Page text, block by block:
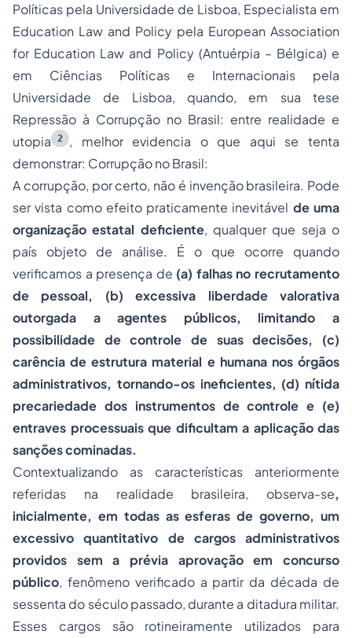
Políticas pela Universidade de Lisboa, Especialista em
Education Law and Policy pela European Association
for Education Law and Policy (Antuérpia – Bélgica) e
em Ciências Políticas e Internacionais pela
Universidade de Lisboa, quando, em sua tese
Repressão à Corrupção no Brasil: entre realidade e
utopia
2
, melhor evidencia o que aqui se tenta
demonstrar: Corrupção no Brasil:
A corrupção, por certo, não é invenção brasileira. Pode
ser vista como efeito praticamente inevitável de uma
organização estatal deficiente, qualquer que seja o
país objeto de análise. É o que ocorre quando
verificamos a presença de (a) falhas no recrutamento
de pessoal, (b) excessiva liberdade valorativa
outorgada a agentes públicos, limitando a
possibilidade de controle de suas decisões, (c)
carência de estrutura material e humana nos órgãos
administrativos, tornando-os ineficientes, (d) nítida
precariedade dos instrumentos de controle e (e)
entraves processuais que dificultam a aplicação das
sanções cominadas.
Contextualizando as características anteriormente
referidas na realidade brasileira, observa-se,
inicialmente, em todas as esferas de governo, um
excessivo quantitativo de cargos administrativos
providos sem a prévia aprovação em concurso
público, fenômeno verificado a partir da década de
sessenta do século passado, durante a ditadura militar.
Esses cargos são rotineiramente utilizados para